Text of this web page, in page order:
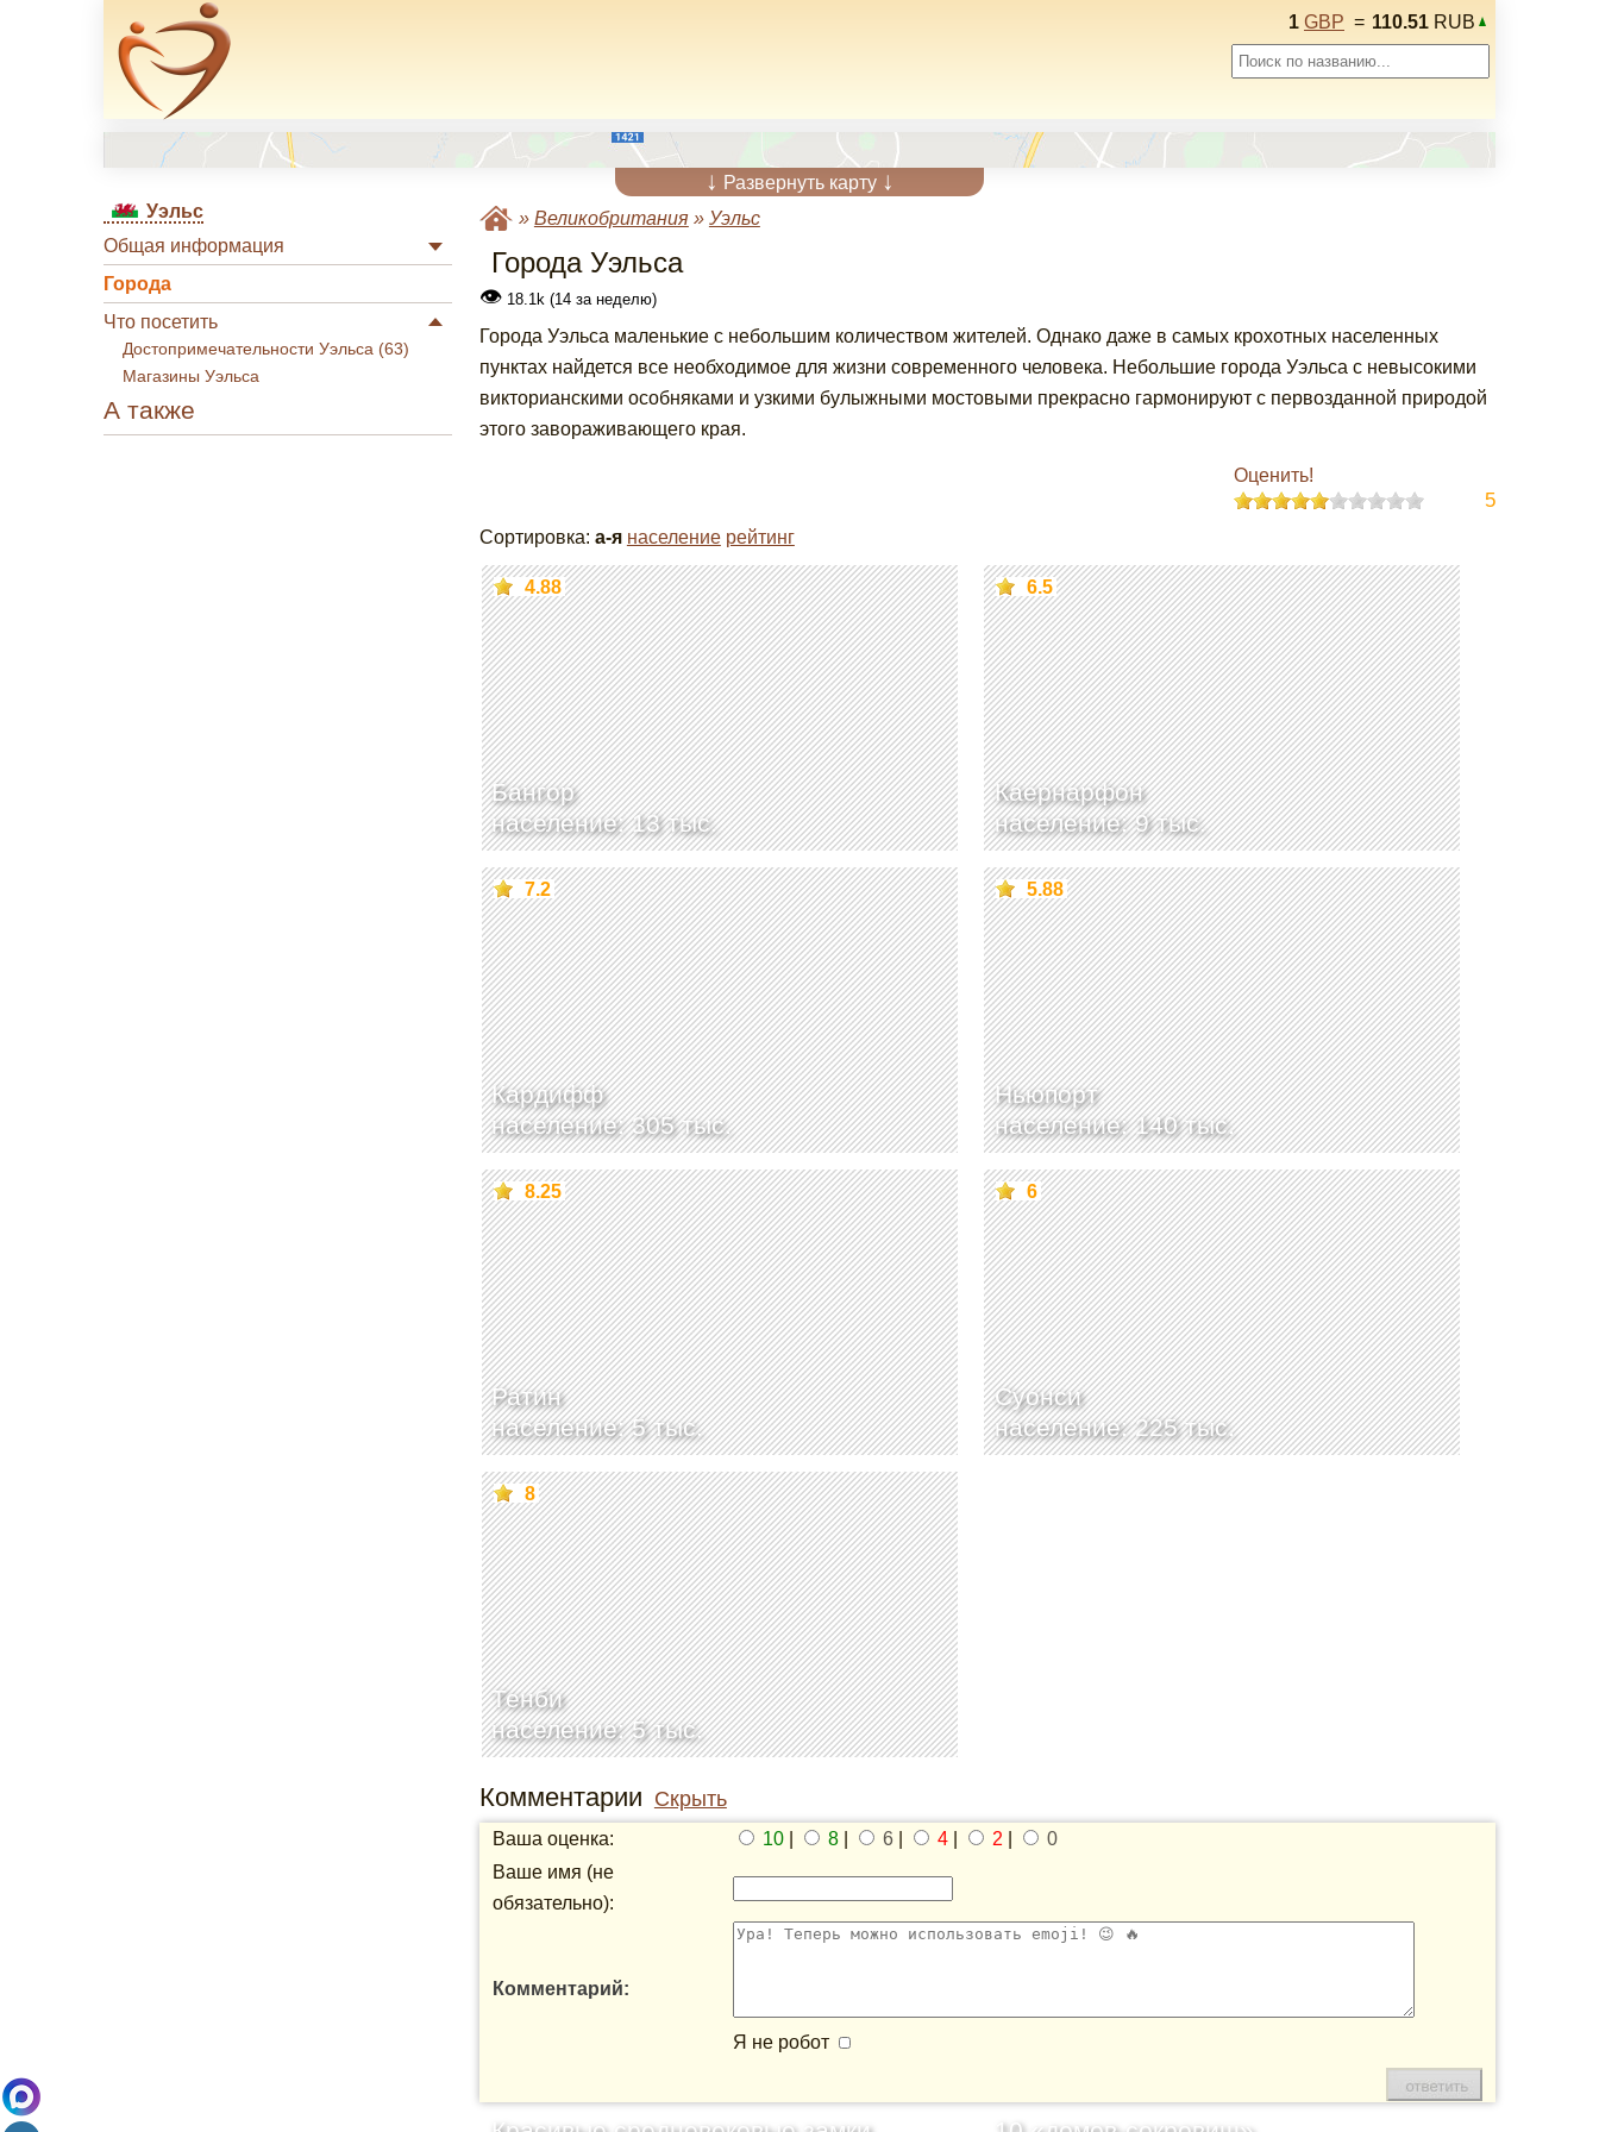
1 GBP = 110.51 RUB
↓ Развернуть карту ↓
Уэльс
Общая информация
Города
Что посетить
Достопримечательности Уэльса (63)
Магазины Уэльса
А также
» Великобритания» Уэльс
Города Уэльса
👁18.1k (14 за неделю)
Города Уэльса маленькие с небольшим количеством жителей. Однако даже в самых крохотных населенных
пунктах найдется все необходимое для жизни современного человека. Небольшие города Уэльса с невысокими
викторианскими особняками и узкими булыжными мостовыми прекрасно гармонируют с первозданной природой
этого завораживающего края.
Оценить!
5
Сортировка: а-я население рейтинг
Бангор
население: 13 тыс.
4.88
Каернарфон
население: 9 тыс.
6.5
Кардифф
население: 305 тыс.
7.2
Ньюпорт
население: 140 тыс.
5.88
Ратин
население: 5 тыс.
8.25
Суонси
население: 225 тыс.
6
Тенби
население: 5 тыс.
8
Комментарии Скрыть
Ваша оценка: 10| 8| 6| 4| 2
0
Ваше имя (не
обязательно):
Комментарий:
Я не робот